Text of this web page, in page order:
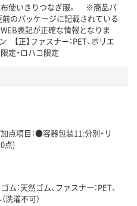
下記商品詳細「
点項目
」で確認できます。
布使いきりつなぎ服。 ※商品パ
のパッケージに記載されている
表記が正確な情報となりま
【正】ファスナー：PET、ポリエ
定・ロハコ限定
点項目：●容器包装11:分別・リ
点)
ム：天然ゴム、ファスナー：PET、
洗濯不可）